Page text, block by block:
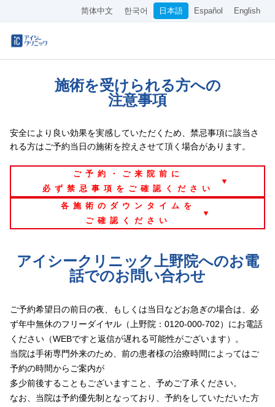
简体中文 한국어 日本語 Español English
施術を受けられる方への
注意事項
安全により良い効果を実感していただくため、禁忌事項に該当さ
れる方はご予約当日の施術を控えさせて頂く場合があります。
ご予約・ご来院前に
必ず禁忌事項をご確認ください
▼
各施術のダウンタイムを
ご確認ください
▼
アイシークリニック上野院へのお電
話でのお問い合わせ
ご予約希望日の前日の夜、もしくは当日などお急ぎの場合は、必
ず年中無休のフリーダイヤル（上野院：0120-000-702）にお電話
ください（WEBですと返信が遅れる可能性がございます）。
当院は手術専門外来のため、前の患者様の治療時間によってはご
予約の時間からご案内が
多少前後することもございますこと、予めご了承ください。
なお、当院は予約優先制となっており、予約をしていただいた方
美容メニュー
オンライン診療
採用情報
言語
简体中文 한국어 日本語 Español English